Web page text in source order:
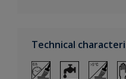
Technical